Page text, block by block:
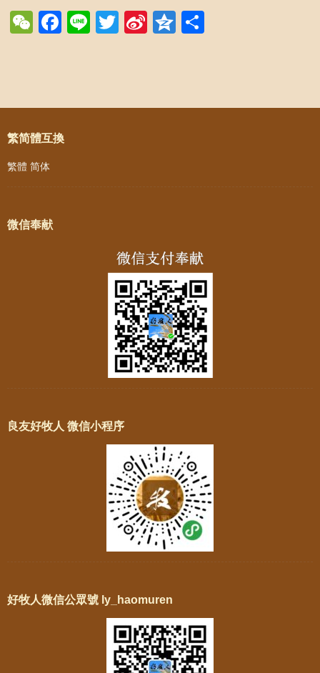
WeChat
Facebook
LineTwitter
SinaQzone
Post navigation
繁简體互換
繁體 简体
微信奉献
良友好牧人 微信小程序
好牧人微信公眾號 ly_haomuren